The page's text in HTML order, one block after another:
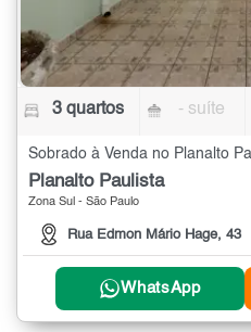
3 quartos - suíte
Sobrado à Venda no Planalto
Planalto Paulista
Zona Sul - São Paulo
Rua Edmon Mário Hage, 43
WhatsApp